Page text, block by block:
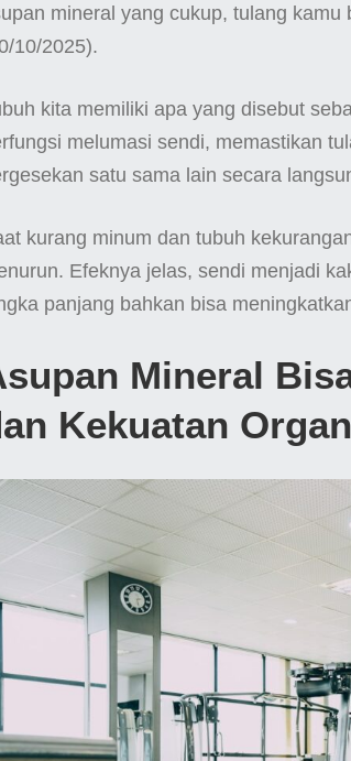
mineral yang cukup, tulang kamu
10/2025).
kita memiliki apa yang disebut
melumasi sendi, memastikan
satu sama lain secara
kurang minum dan tubuh
Efeknya jelas, sendi menjadi
panjang bahkan bisa
Mineral
Kekuatan